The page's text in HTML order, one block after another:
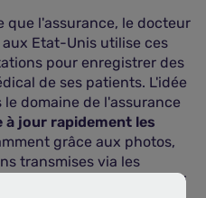
que l'assurance, le docteur
Etat-Unis utilise ces
pour enregistrer des
de ses patients. L'idée
domaine de l'assurance
jour rapidement les
grâce aux photos,
transmises via les
ne nécessitent ainsi